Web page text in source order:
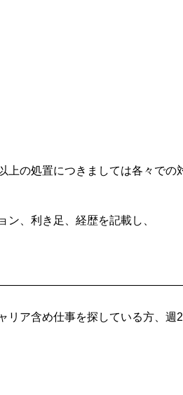
の処置につきましては各々での
ン、利き足、経歴を記載し、
リア含め仕事を探している方、週